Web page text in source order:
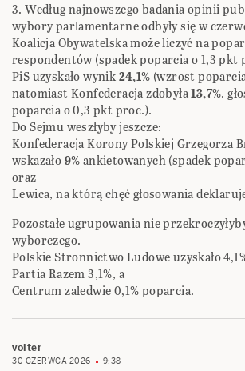
3. Według najnowszego badania opinii
wybory parlamentarne odbyły się w
Koalicja Obywatelska może liczyć na
respondentów (spadek poparcia o 1,3 pkt
PiS uzyskało wynik24,1% (wzrost
natomiast Konfederacja zdobyła13,7%.
poparcia o 0,3 pkt proc.).
Do Sejmu weszłyby jeszcze:
Konfederacja Korony Polskiej Grzegorza
wskazało9% ankietowanych (spadek
oraz
Lewica, na którą chęć głosowania
Pozostałe ugrupowania nie
wyborczego.
Polskie Stronnictwo Ludowe uzyskało
Partia Razem 3,1%, a
Centrum zaledwie 0,1% poparcia.
volter
30 CZERWCA 2026 9:38